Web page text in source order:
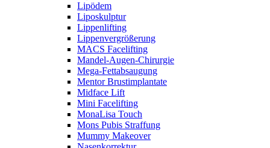
Lipödem
Liposkulptur
Lippenlifting
Lippenvergrößerung
MACS Facelifting
Mandel-Augen-Chirurgie
Mega-Fettabsaugung
Mentor Brustimplantate
Midface Lift
Mini Facelifting
MonaLisa Touch
Mons Pubis Straffung
Mummy Makeover